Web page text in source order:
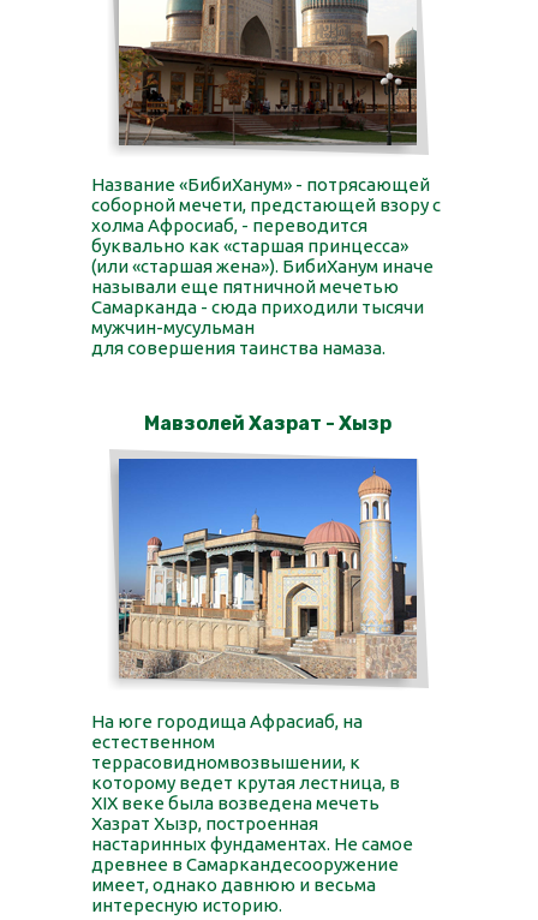
Название «БибиХанум» - потрясающей
соборной мечети, предстающей взору с
холма Афросиаб, - переводится
буквально как «старшая принцесса»
(или «старшая жена»). БибиХанум иначе
называли еще пятничной мечетью
Самарканда - сюда приходили тысячи
мужчин-мусульман
для совершения таинства намаза.
На юге городища Афрасиаб, на
естественном
террасовидномвозвышении, к
которому ведет крутая лестница, в
XIX веке была возведена мечеть
Хазрат Хызр, построенная
настаринных фундаментах. Не самое
древнее в Самаркандесооружение
имеет, однако давнюю и весьма
интересную историю.
Мавзолей Хазрат - Хызр